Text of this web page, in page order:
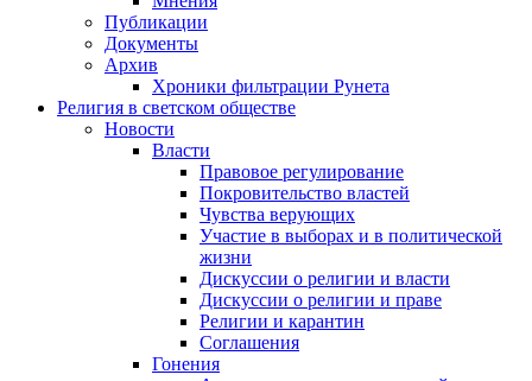
Публикации
Документы
Архив
Хроники фильтрации Рунета
Религия в светском обществе
Новости
Власти
Правовое регулирование
Покровительство властей
Чувства верующих
Участие в выборах и в политической
жизни
Дискуссии о религии и власти
Дискуссии о религии и праве
Религии и карантин
Соглашения
Гонения